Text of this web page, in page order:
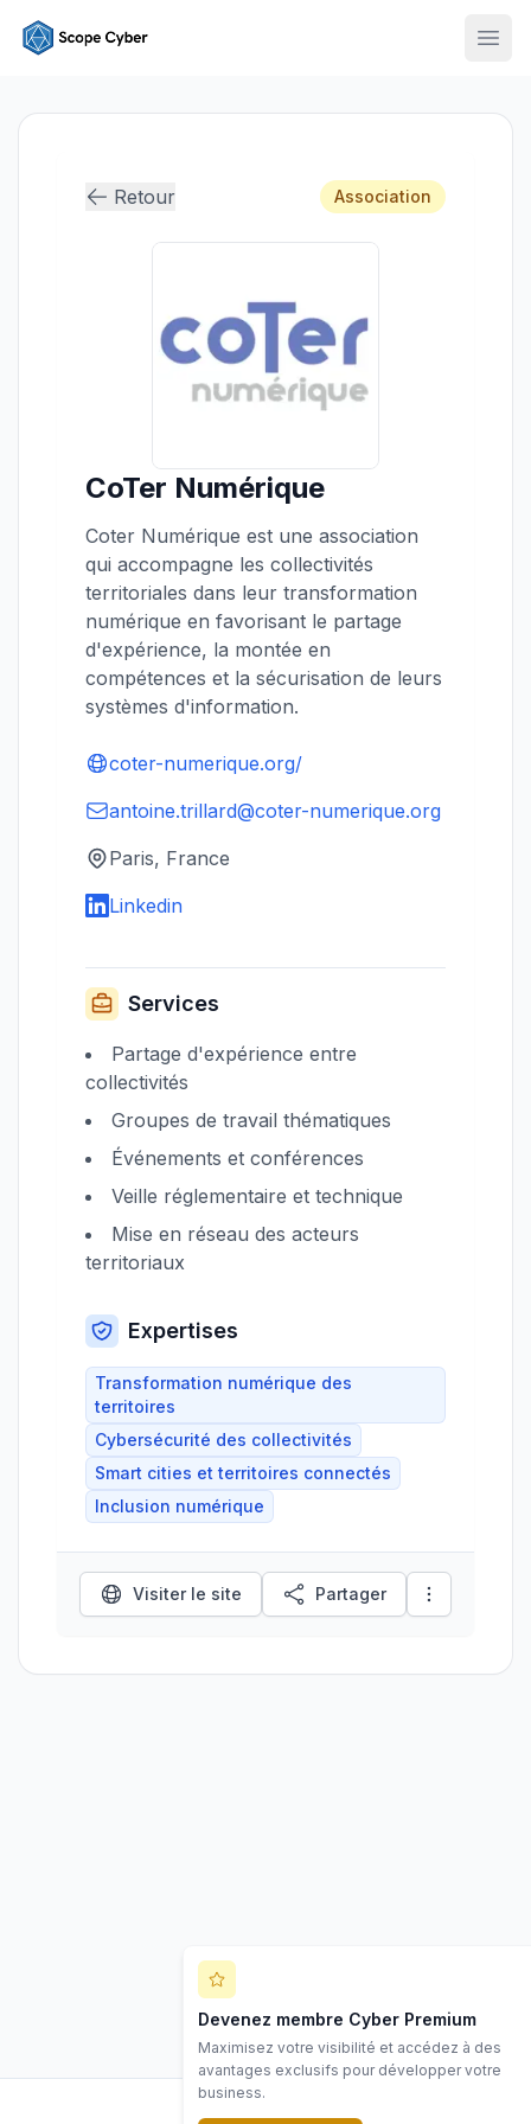
Retour Association
CoTer Numérique
Coter Numérique est une association
qui accompagne les collectivités
territoriales dans leur transformation
numérique en favorisant le partage
d'expérience, la montée en
compétences et la sécurisation de leurs
systèmes d'information.
coter-numerique.org/
antoine.trillard@coter-numerique.org
Paris, France
Linkedin
Services
Partage d'expérience entre
collectivités
Groupes de travail thématiques
Événements et conférences
Veille réglementaire et technique
Mise en réseau des acteurs
territoriaux
Expertises
Transformation numérique des
territoires
Cybersécurité des collectivités
Smart cities et territoires connectés
Inclusion numérique
Visiter le site Partager
Devenez membre Cyber Premium
Maximisez votre visibilité et accédez à des
avantages exclusifs pour développer votre
business.